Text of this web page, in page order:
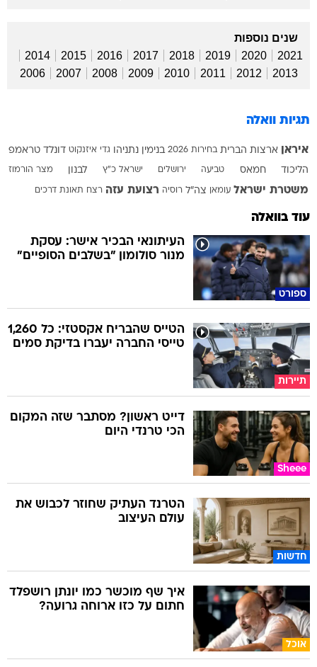
שנים נוספות
2021
2020
2019
2018
2017
2016
2015
2014
2013
2012
2011
2010
2009
2008
2007
2006
תגיות וואלה
איראן ארצות הברית בחירות 2026 בנימין נתניהו גדי איזנקוט דונלד טראמפ
הליכוד חמאס טביעה ירושלים ישראל כ"ץ לבנון מצר הורמוז
משטרת ישראל עומאן צה"ל רוסיה רצועת עזה רצח תאונת דרכים
עוד בוואלה
ספורט
העיתונאי הבכיר אישר: עסקת
מנור סולומון "בשלבים הסופיים"
תיירות
הטייס שהבריח אקסטזי: כל 1,260
טייסי החברה יעברו בדיקת סמים
Sheee
דייט ראשון? מסתבר שזה המקום
הכי טרנדי היום
חדשות
הטרנד העתיק שחוזר לכבוש את
עולם העיצוב
אוכל
איך שף מוכשר כמו יונתן רושפלד
חתום על כזו ארוחה גרועה?